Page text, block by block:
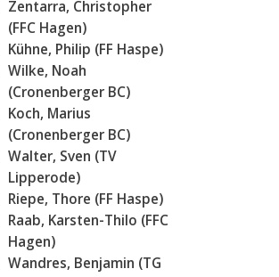
Zentarra, Christopher
(FFC Hagen)
Kühne, Philip (FF Haspe)
Wilke, Noah
(Cronenberger BC)
Koch, Marius
(Cronenberger BC)
Walter, Sven (TV
Lipperode)
Riepe, Thore (FF Haspe)
Raab, Karsten-Thilo (FFC
Hagen)
Wandres, Benjamin (TG